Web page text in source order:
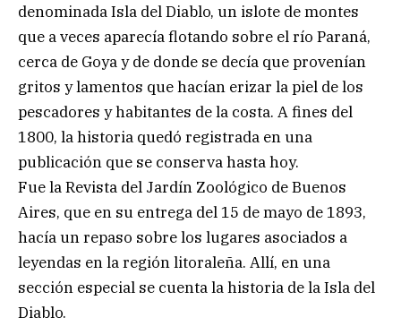
denominada Isla del Diablo, un islote de montes
que a veces aparecía flotando sobre el río Paraná,
cerca de Goya y de donde se decía que provenían
gritos y lamentos que hacían erizar la piel de los
pescadores y habitantes de la costa. A fines del
1800, la historia quedó registrada en una
publicación que se conserva hasta hoy.
Fue la Revista del Jardín Zoológico de Buenos
Aires, que en su entrega del 15 de mayo de 1893,
hacía un repaso sobre los lugares asociados a
leyendas en la región litoraleña. Allí, en una
sección especial se cuenta la historia de la Isla del
Diablo.